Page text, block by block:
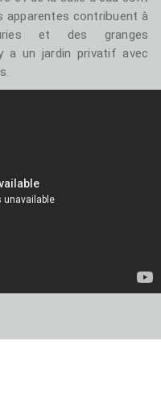
contribuent à
et des granges
a un jardin privatif avec